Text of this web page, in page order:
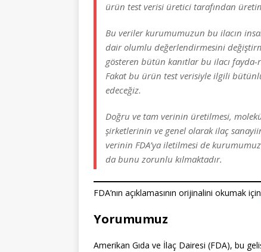
ürün test verisi üretici tarafından
Bu veriler kurumumuzun bu ilacın
dair olumlu değerlendirmesini
gösteren bütün kanıtlar bu ilacı
Fakat bu ürün test verisiyle ilgili
edeceğiz.
Doğru ve tam verinin üretilmesi,
şirketlerinin ve genel olarak ilaç
verinin FDA’ya iletilmesi de
da bunu zorunlu kılmaktadır.
FDA’nın açıklamasının orijinalini okumak için
Yorumumuz
Amerikan Gıda ve İlaç Dairesi (FDA), bu